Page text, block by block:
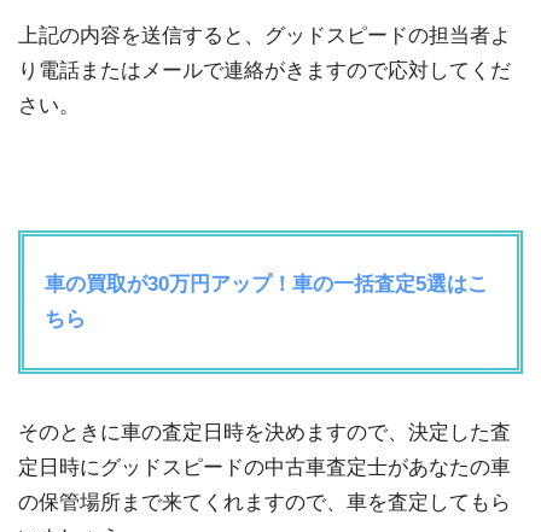
上記の内容を送信すると、グッドスピードの担当者よ
り電話またはメールで連絡がきますので応対してくだ
さい。
車の買取が30万円アップ！車の一括査定5選はこ
ちら
そのときに車の査定日時を決めますので、決定した査
定日時にグッドスピードの中古車査定士があなたの車
の保管場所まで来てくれますので、車を査定してもら